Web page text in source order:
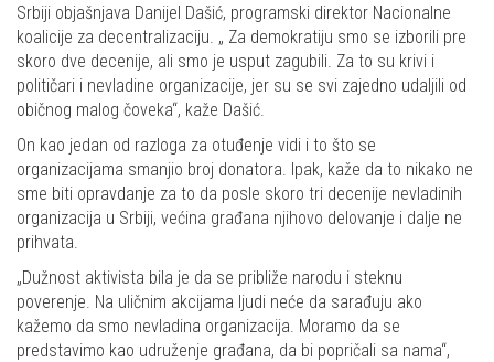
Srbiji objašnjava Danijel Dašić, programski direktor Nacionalne
koalicije za decentralizaciju. „ Za demokratiju smo se izborili pre
skoro dve decenije, ali smo je usput zagubili. Za to su krivi i
političari i nevladine organizacije, jer su se svi zajedno udaljili od
običnog malog čoveka“, kaže Dašić.
On kao jedan od razloga za otuđenje vidi i to što se
organizacijama smanjio broj donatora. Ipak, kaže da to nikako ne
sme biti opravdanje za to da posle skoro tri decenije nevladinih
organizacija u Srbiji, većina građana njihovo delovanje i dalje ne
prihvata.
„Dužnost aktivista bila je da se približe narodu i steknu
poverenje. Na uličnim akcijama ljudi neće da sarađuju ako
kažemo da smo nevladina organizacija. Moramo da se
predstavimo kao udruženje građana, da bi popričali sa nama“,